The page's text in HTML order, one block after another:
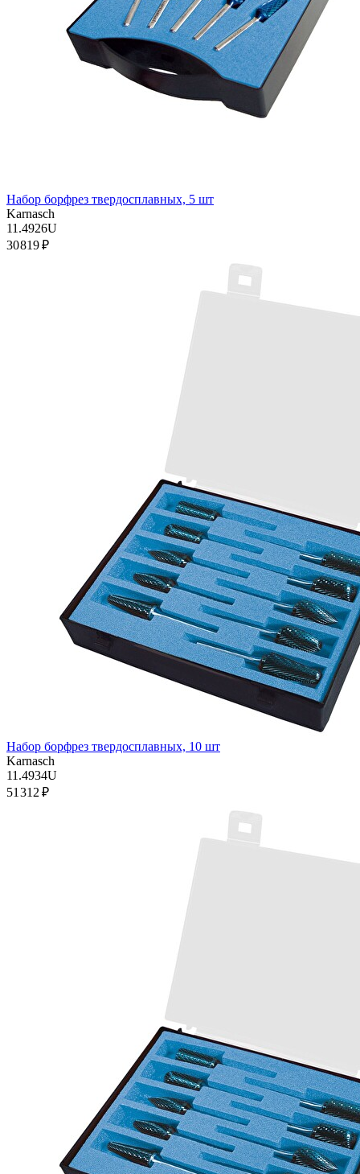
Набор борфрез твердосплавных, 5 шт
Karnasch
11.4926U
30 819 ₽
Набор борфрез твердосплавных, 10 шт
Karnasch
11.4934U
51 312 ₽